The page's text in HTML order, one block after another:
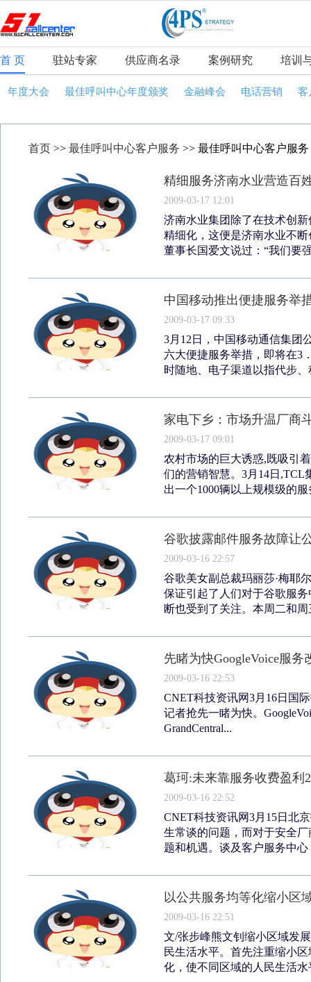
首 页 驻站专家 供应商名录 案例研究 培训
年度大会 最佳呼叫中心年度颁奖 金融峰会 电话营销 客
首页 >> 最佳呼叫中心客户服务 >> 最佳呼叫中心客户服务
精细服务济南水业营造百
2009-03-17 12:01
济南水业集团除了在技术创
精细化，这便是济南水业不
董事长国爱文说过：“我们要
中国移动推出便捷服务举
2009-03-17 09:33
3月12日，中国移动通信集团
六大便捷服务举措，即将在3
时随地、电子渠道以指代步
家电下乡：市场升温厂商
2009-03-17 09:01
农村市场的巨大诱惑,既吸引
们的营销智慧。3月14日,TCL
出一个1000辆以上规模级的
谷歌披露邮件服务故障让
2009-03-16 22:57
谷歌美女副总裁玛丽莎·梅耶
保证引起了人们对于谷歌服
断也受到了关注。本周二和
先睹为快GoogleVoice服
2009-03-16 22:53
CNET科技资讯网3月16日国
记者抢先一睹为快。
GrandCentral...
葛珂:未来靠服务收费盈利
2009-03-16 22:52
CNET科技资讯网3月15日北
生常谈的问题，而对于安全
题和机遇。谈及客户服务中
以公共服务均等化缩小区
2009-03-16 22:51
文/张步峰熊文钊缩小区域发
民生活水平。首先注重缩小
化，使不同区域的人民生活